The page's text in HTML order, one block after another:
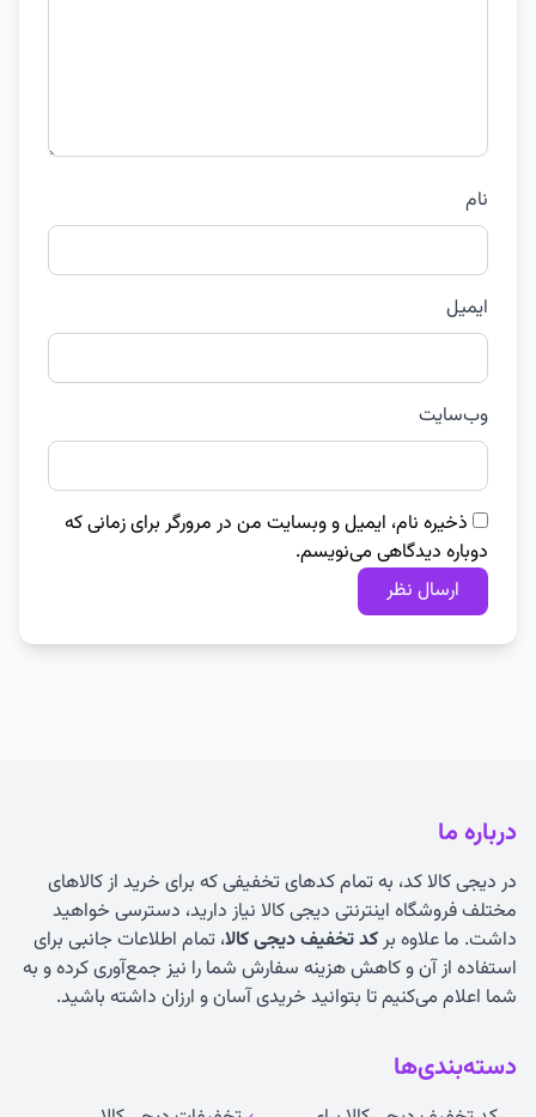
نام
ایمیل
وب‌سایت
ذخیره نام، ایمیل و وبسایت من در مرورگر برای زمانی که
دوباره دیدگاهی می‌نویسم.
درباره ما
در دیجی کالا کد، به تمام کدهای تخفیفی که برای خرید از کالاهای
مختلف فروشگاه اینترنتی دیجی کالا نیاز دارید، دسترسی خواهید
داشت. ما علاوه برکد تخفیف دیجی کالا، تمام اطلاعات جانبی برای
استفاده از آن و کاهش هزینه سفارش شما را نیز جمع‌آوری کرده و به
شما اعلام می‌کنیم تا بتوانید خریدی آسان و ارزان داشته باشید.
دسته‌بندی‌ها